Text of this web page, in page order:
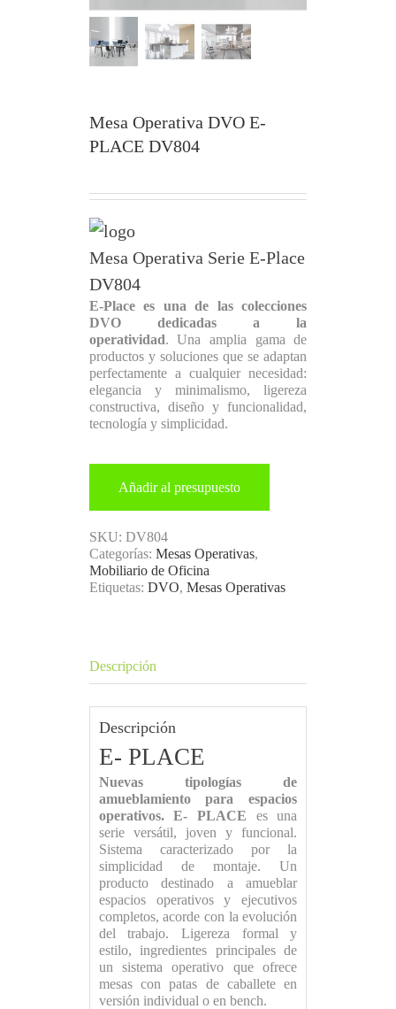
Mesa Operativa DVO E-
PLACE DV804
Mesa Operativa Serie E-Place
DV804
E-Place es una de las colecciones
DVO dedicadas a la
operatividad. Una amplia gama de
productos y soluciones que se adaptan
perfectamente a cualquier necesidad:
elegancia y minimalismo, ligereza
constructiva, diseño y funcionalidad,
tecnología y simplicidad.
Añadir al presupuesto
SKU: DV804
Categorías: Mesas Operativas,
Mobiliario de Oficina
Etiquetas: DVO, Mesas Operativas
Descripción
Descripción
E- PLACE
Nuevas tipologías de
amueblamiento para espacios
operativos. E- PLACE es una
serie versátil, joven y funcional.
Sistema caracterizado por la
simplicidad de montaje. Un
producto destinado a amueblar
espacios operativos y ejecutivos
completos, acorde con la evolución
del trabajo. Ligereza formal y
estilo, ingredientes principales de
un sistema operativo que ofrece
mesas con patas de caballete en
versión individual o en bench.